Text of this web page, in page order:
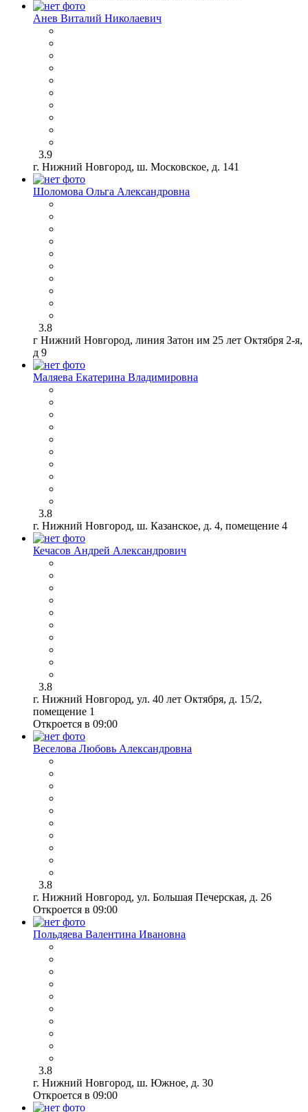
Анев Виталий Николаевич
3.9
г. Нижний Новгород, ш. Московское, д. 141
Шоломова Ольга Александровна
3.8
г Нижний Новгород, линия Затон им 25 лет Октября 2-я,
д 9
Маляева Екатерина Владимировна
3.8
г. Нижний Новгород, ш. Казанское, д. 4, помещение 4
Кечасов Андрей Александрович
3.8
г. Нижний Новгород, ул. 40 лет Октября, д. 15/2,
помещение 1
Откроется в 09:00
Веселова Любовь Александровна
3.8
г. Нижний Новгород, ул. Большая Печерская, д. 26
Откроется в 09:00
Польдяева Валентина Ивановна
3.8
г. Нижний Новгород, ш. Южное, д. 30
Откроется в 09:00